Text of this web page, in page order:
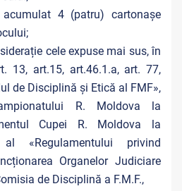
4 (patru) cartonașe
cele expuse mai sus, în
13, art.15, art.46.1.a, art. 77,
de Disciplină și Etică al FMF»,
R. Moldova la
Cupei R. Moldova la
«Regulamentului privind
Organelor Judiciare
de Disciplină a F.M.F.,